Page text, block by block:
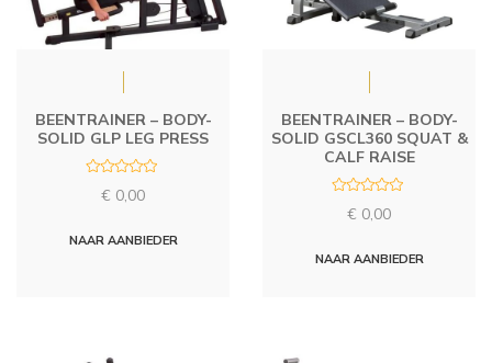
BEENTRAINER – BODY-
SOLID GLP LEG PRESS
d
€ 0,00
NAAR AANBIEDER
BEENTRAINER – BODY-
SOLID GSCL360 SQUAT &
CALF RAISE
d
€ 0,00
NAAR AANBIEDER